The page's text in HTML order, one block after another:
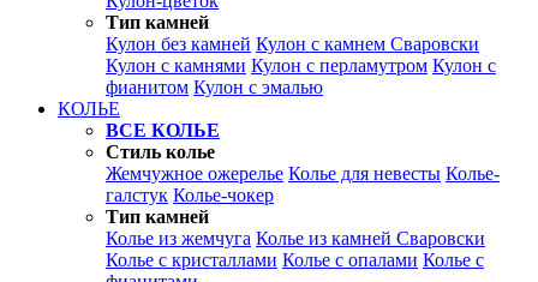
Тип камней
Кулон без камней Кулон с камнем Сваровски
Кулон с камнями Кулон с перламутром Кулон с
фианитом Кулон с эмалью
КОЛЬЕ
ВСЕ КОЛЬЕ
Стиль колье
Жемчужное ожерелье Колье для невесты Колье-
галстук Колье-чокер
Тип камней
Колье из жемчуга Колье из камней Сваровски
Колье с кристаллами Колье с опалами Колье с